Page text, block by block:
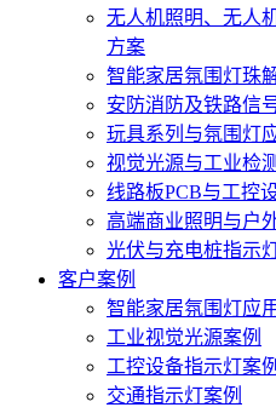
无人机照明、无人
方案
智能家居氛围灯珠
安防消防及铁路信
玩具系列与氛围灯
视觉光源与工业检
线路板PCB与工控
高端商业照明与户
光伏与充电桩指示
客户案例
智能家居氛围灯应
工业视觉光源案例
工控设备指示灯案例
交通指示灯案例